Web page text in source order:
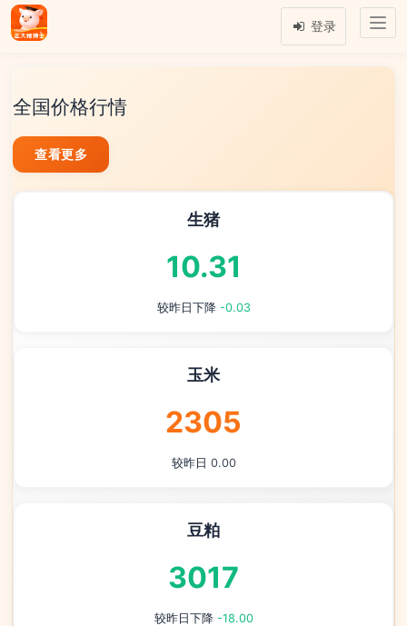
登录
全国价格行情
查看更多
生猪
10.31
较昨日下降 -0.03
玉米
2305
较昨日 0.00
豆粕
3017
较昨日下降 -18.00